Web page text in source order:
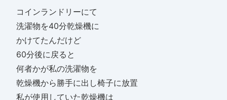
コインランドリーにて
洗濯物を40分乾燥機に
かけてたんだけど
60分後に戻ると
何者かが私の洗濯物を
乾燥機から勝手に出し椅子に放置
私が使用していた乾燥機は